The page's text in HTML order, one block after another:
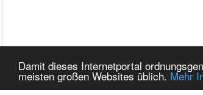
Damit dieses Internetportal
meisten großen Websites üblich. Mehr